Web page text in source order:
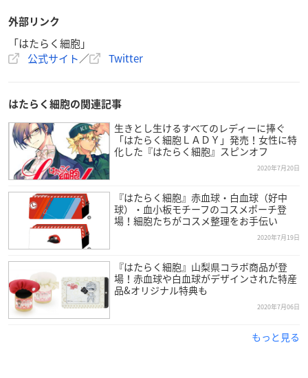
外部リンク
「はたらく細胞」
公式サイト／ Twitter
はたらく細胞の関連記事
生きとし生けるすべてのレディーに捧ぐ
「はたらく細胞ＬＡＤＹ」発売！女性に特
化した『はたらく細胞』スピンオフ
2020年7月20日
『はたらく細胞』赤血球・白血球（好中
球）・血小板モチーフのコスメポーチ登
場！細胞たちがコスメ整理をお手伝い
2020年7月19日
『はたらく細胞』山梨県コラボ商品が登
場！赤血球や白血球がデザインされた特産
品&オリジナル特典も
2020年7月06日
もっと見る